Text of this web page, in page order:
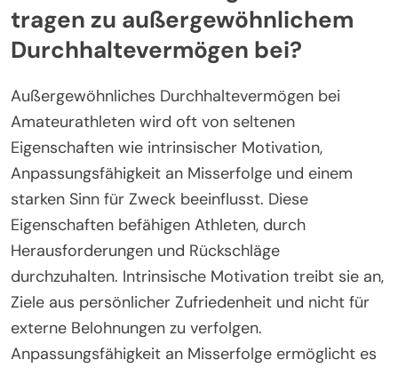
Welche seltenen Eigenschaften
tragen zu außergewöhnlichem
Durchhaltevermögen bei?
Außergewöhnliches Durchhaltevermögen bei
Amateurathleten wird oft von seltenen
Eigenschaften wie intrinsischer Motivation,
Anpassungsfähigkeit an Misserfolge und einem